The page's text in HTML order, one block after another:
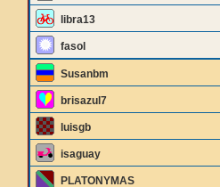
libra13
fasol
Susanbm
brisazul7
luisgb
isaguay
PLATONYMAS